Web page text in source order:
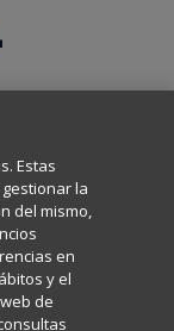
dirigido por
Estas
la
del mismo,
en
y el
de